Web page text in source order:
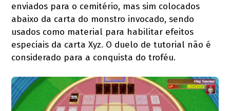
enviados para o cemitério, mas sim colocados
abaixo da carta do monstro invocado, sendo
usados como material para habilitar efeitos
especiais da carta Xyz. O duelo de tutorial não é
considerado para a conquista do troféu.